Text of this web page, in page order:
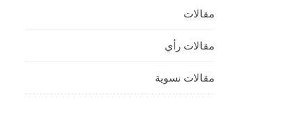
مقالات
مقالات رأي
مقالات نسوية